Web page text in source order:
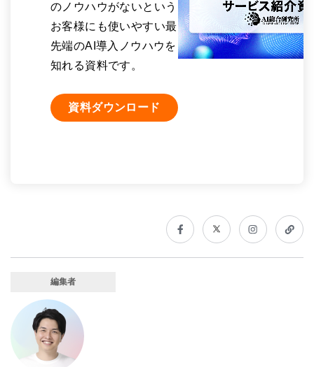
のノウハウがないという
お客様にも使いやすい最
先端のAI導入ノウハウを
知れる資料です。
資料ダウンロード
編集者